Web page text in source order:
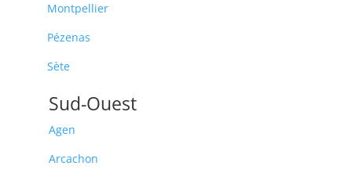
Montpellier
Pézenas
Sète
Sud-Ouest
Agen
Arcachon